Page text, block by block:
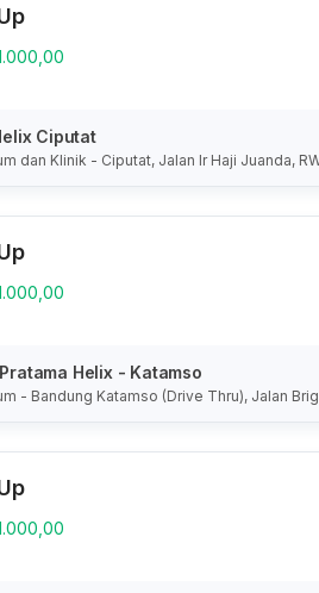
Ciputat
dan Klinik - Ciputat, Jalan Ir Haji Juanda,
Helix - Katamso
- Bandung Katamso (Drive Thru), Jalan